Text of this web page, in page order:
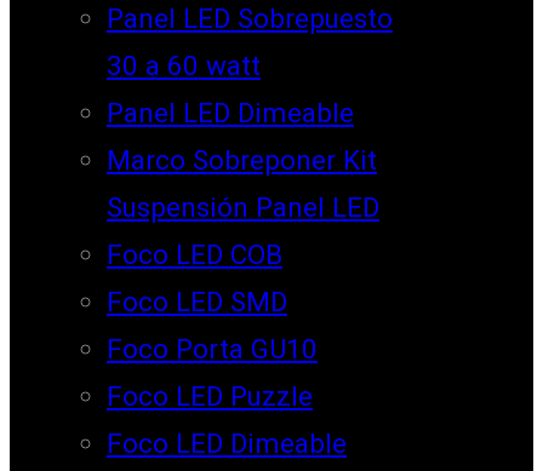
Panel LED Sobrepuesto
30 a 60 watt
Panel LED Dimeable
Marco Sobreponer Kit
Suspensión Panel LED
Foco LED COB
Foco LED SMD
Foco Porta GU10
Foco LED Puzzle
Foco LED Dimeable